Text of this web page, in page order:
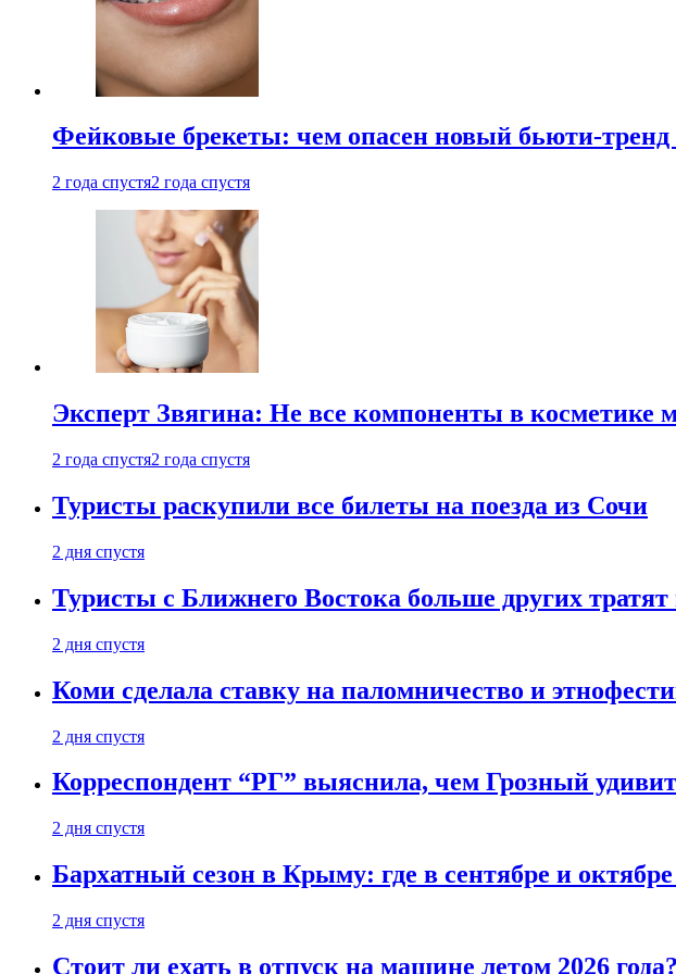
Фейковые брекеты: чем опасен новый бьюти-тренд
2 года спустя2 года спустя
Эксперт Звягина: Не все компоненты в косметике
2 года спустя2 года спустя
Туристы раскупили все билеты на поезда из Сочи
2 дня спустя
Туристы с Ближнего Востока больше других
2 дня спустя
Коми сделала ставку на паломничество и
2 дня спустя
Корреспондент “РГ” выяснила, чем Грозный
2 дня спустя
Бархатный сезон в Крыму: где в сентябре и октябре
2 дня спустя
Стоит ли ехать в отпуск на машине летом 2026 года?